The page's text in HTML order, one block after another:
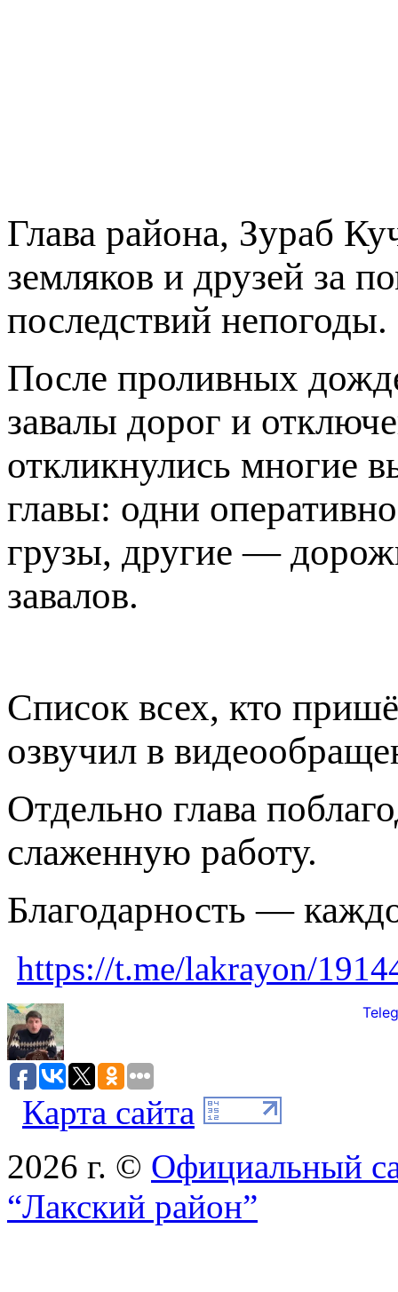
Глава района, Зураб
земляков и друзей за
последствий непогоды.
После проливных
завалы дорог и
откликнулись многие
главы: одни
грузы, другие —
завалов.
Список всех, кто
озвучил в
Отдельно глава
слаженную работу.
Благодарность —
https://t.me/lakrayon/
Карта сайта
2026 г. © Официальный
“Лакский район”